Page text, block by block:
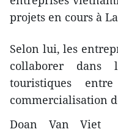
projets en cours à
Selon lui, les
collaborer dans
touristiques
commercialisation
Doan Van Viet